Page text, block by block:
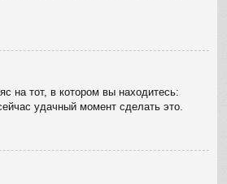
на тот, в котором вы находитесь:
удачный момент сделать это.